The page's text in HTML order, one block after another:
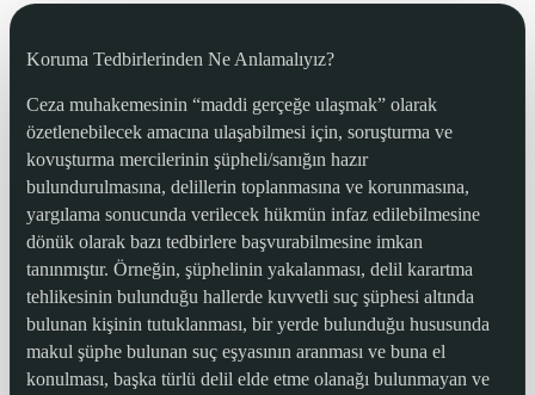
Koruma Tedbirlerinden Ne Anlamalıyız?
Ceza muhakemesinin “maddi gerçeğe ulaşmak” olarak
özetlenebilecek amacına ulaşabilmesi için, soruşturma ve
kovuşturma mercilerinin şüpheli/sanığın hazır
bulundurulmasına, delillerin toplanmasına ve korunmasına,
yargılama sonucunda verilecek hükmün infaz edilebilmesine
dönük olarak bazı tedbirlere başvurabilmesine imkan
tanınmıştır. Örneğin, şüphelinin yakalanması, delil karartma
tehlikesinin bulunduğu hallerde kuvvetli suç şüphesi altında
bulunan kişinin tutuklanması, bir yerde bulunduğu hususunda
makul şüphe bulunan suç eşyasının aranması ve buna el
konulması, başka türlü delil elde etme olanağı bulunmayan ve